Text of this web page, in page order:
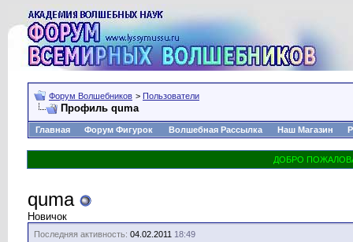
Форум Волшебников > Пользователи
Профиль quma
Главная Форум Фигурок Волшебная Рассылка Наш Магазин
quma
Новичок
Последняя активность: 04.02.2011 18:49